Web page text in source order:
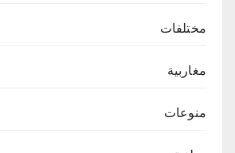
مختلفات
مغاربية
منوعات